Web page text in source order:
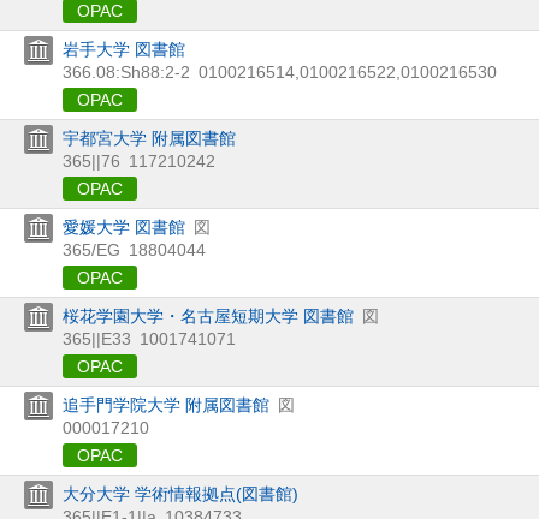
OPAC
岩手大学 図書館
366.08:Sh88:2-2 0100216514,0100216522,0100216530
OPAC
宇都宮大学 附属図書館
365||76 117210242
OPAC
愛媛大学 図書館 図
365/EG 18804044
OPAC
桜花学園大学・名古屋短期大学 図書館 図
365||E33 1001741071
OPAC
追手門学院大学 附属図書館 図
000017210
OPAC
大分大学 学術情報拠点(図書館)